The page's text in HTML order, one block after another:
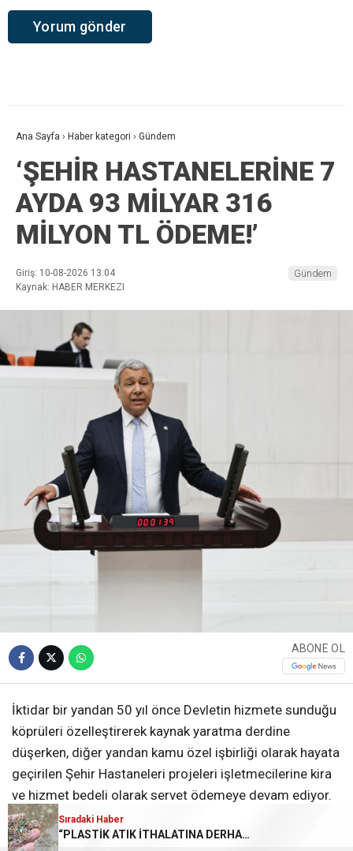
Sıradaki Haber
“PLASTİK ATIK İTHALATINA DERHAL SON VERİLSİN!”
Ana Sayfa › Haber kategori › Gündem
‘ŞEHİR HASTANELERİNE 7
AYDA 93 MİLYAR 316
MİLYON TL ÖDEME!’
Giriş: 10-08-2026 13:04
Kaynak: HABER MERKEZI
Gündem
ABONE OL
İktidar bir yandan 50 yıl önce Devletin hizmete sunduğu
köprüleri özelleştirerek kaynak yaratma derdine
düşerken, diğer yandan kamu özel işbirliği olarak hayata
geçirilen Şehir Hastaneleri projeleri işletmecilerine kira
ve hizmet bedeli olarak servet ödemeye devam ediyor.
1 Yılda 20 Milyar 546 Milyon TL’lik Artış